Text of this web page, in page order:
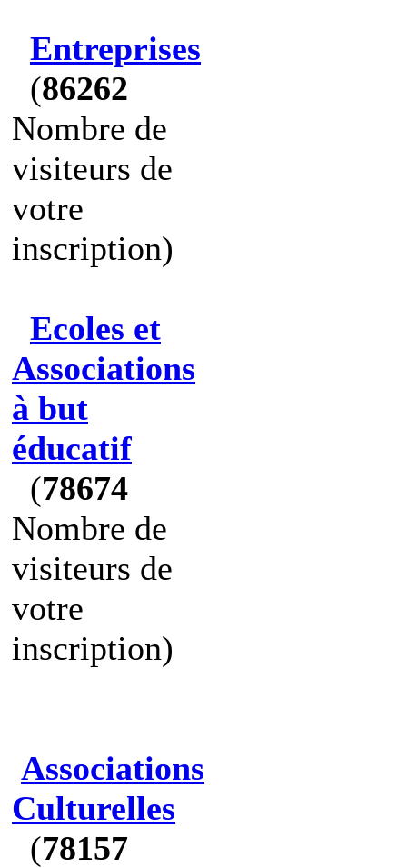
Entreprises
(86262
Nombre de
visiteurs de
votre
inscription)
Ecoles et
Associations
à but
éducatif
(78674
Nombre de
visiteurs de
votre
inscription)
Associations
Culturelles
(78157